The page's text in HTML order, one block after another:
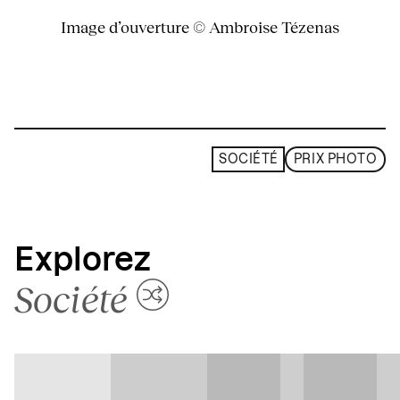
Image d’ouverture © Ambroise Tézenas
SOCIÉTÉ PRIX PHOTO
Explorez
Société